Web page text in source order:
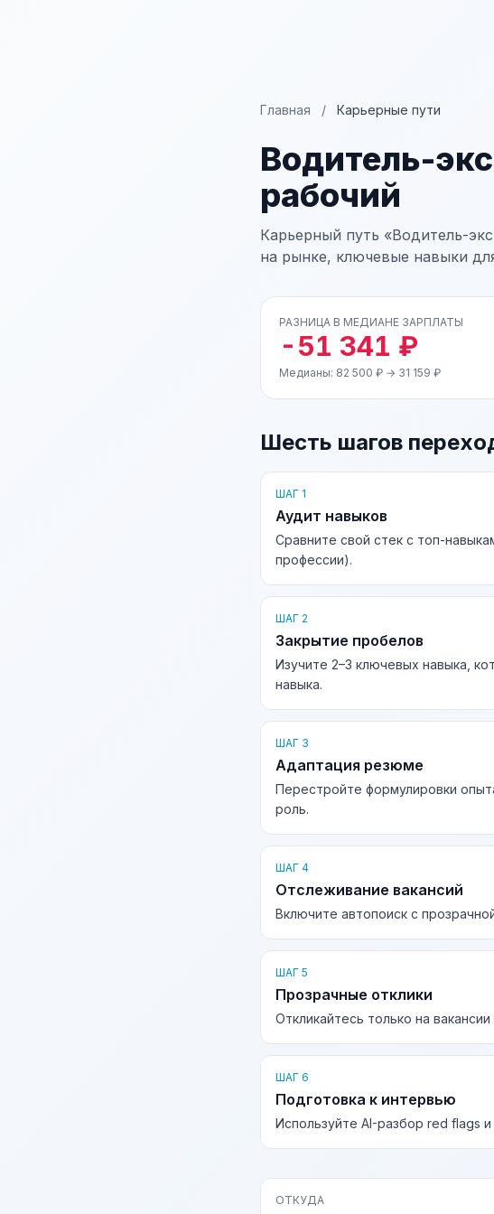
Главная / Карьерные пути
Водитель-
рабочий
Карьерный путь «Водитель-
на рынке, ключевые навыки
РАЗНИЦА В МЕДИАНЕ ЗАРПЛАТЫ
-51 341 ₽
Медианы: 82 500 ₽ → 31 159 ₽
Шесть шагов
ШАГ 1
Аудит навыков
Сравните свой стек с топ-
профессии).
ШАГ 2
Закрытие пробелов
Изучите 2–3 ключевых навыка,
навыка.
ШАГ 3
Адаптация резюме
Перестройте формулировки
роль.
ШАГ 4
Отслеживание вакансий
Включите автопоиск с
ШАГ 5
Прозрачные отклики
Откликайтесь только на
ШАГ 6
Подготовка к интервью
Используйте AI-разбор red flags
ОТКУДА